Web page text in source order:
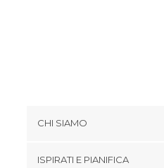
CHI SIAMO
ISPIRATI E PIANIFICA